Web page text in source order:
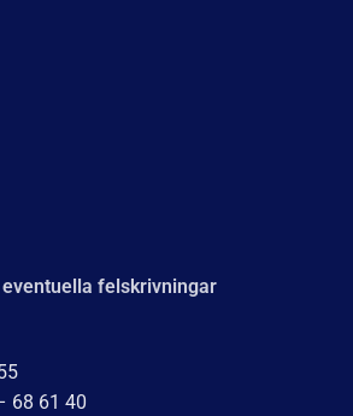
felskrivningar
68 61 40